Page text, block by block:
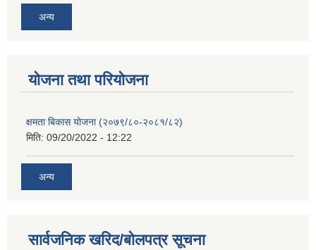
अन्य
याेजना तथा परियाेजना
क्षमता बिकास योजना (२०७९/८०-२०८१/८२)
मिति: 09/20/2022 - 12:22
अन्य
सार्वजनिक खरिद/बोलपत्र सूचना